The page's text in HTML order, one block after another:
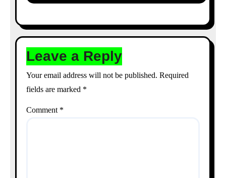
TALIKA | SARKARI AVKASH
HOLIDAYS CALENDAR
Leave a Reply
Your email address will not be published. Required
fields are marked *
Comment *